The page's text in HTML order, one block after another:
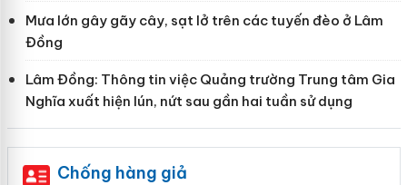
Mưa lớn gây gãy cây, sạt lở trên các tuyến đèo ở Lâm
Đồng
Lâm Đồng: Thông tin việc Quảng trường Trung tâm Gia
Nghĩa xuất hiện lún, nứt sau gần hai tuần sử dụng
Chống hàng giả